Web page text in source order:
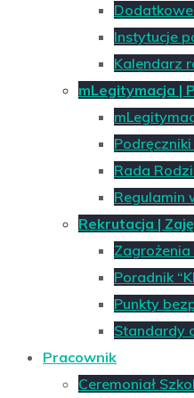
Instytucje
Kalendarz
mLegitymacja |
Rada
Regulamin
Rekrutacja |
Poradnik
Punkty
Standardy
Pracownik
Ceremoniał